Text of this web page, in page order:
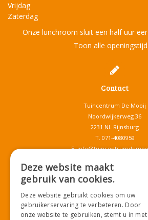
Vrijdag
Zaterdag
Onze lunchroom sluit een half uur
Toon alle
Contact
Tuincentrum De Mooij
Noordwijkerweg 36
2231 NL Rijnsburg
T. 071-4080959
E.
Download onze App!
Deze website maakt
gebruik van cookies.
Deze website gebruikt cookies om uw
gebruikerservaring te verbeteren. Door
onze website te gebruiken, stemt u in met